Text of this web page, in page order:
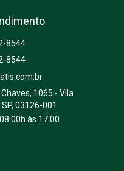
8544
8544
1065 - Vila
03126-001
às 17:00